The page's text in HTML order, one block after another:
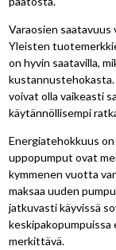
Varaosien
Yleisten
on hyvin saatavilla,
kustannustehokasta.
voivat olla vaikeasti
käytännöllisempi
Energiatehokkuus
uppopumput ovat
kymmenen vuotta
maksaa uuden
jatkuvasti käyvissä
merkittävä.